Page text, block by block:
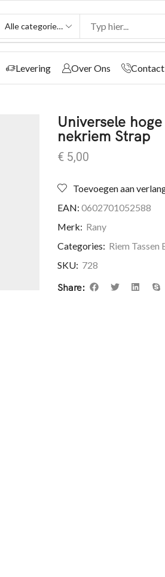
Levering Over Ons Contact
Universele
nekriem Strap
€ 5,00
Toevoegen aan
EAN: 0602701052588
Merk: Rany
Categories: Riem Tassen
SKU: 728
Share: